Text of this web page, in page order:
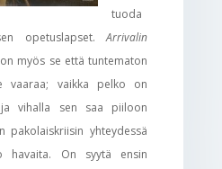
tuoda
opetuslapset.Arrivalin
myös se että tuntematon
vaaraa; vaikka pelko on
ja vihalla sen saa piiloon
pakolaiskriisin yhteydessä
havaita. On syytä ensin